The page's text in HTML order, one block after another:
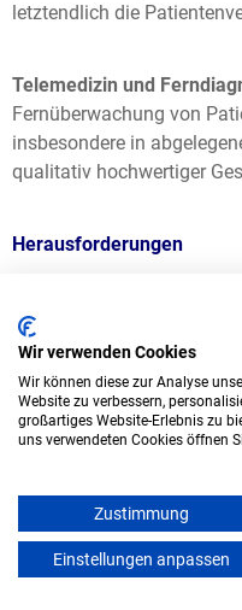
letztendlich die
Telemedizin und
Fernüberwachung von
insbesondere in
qualitativ hochwertiger
Herausforderungen
Arbeitsplatzverlust:
Die
Pflegeaufgaben durch KI
von Arbeitsplätzen in der
einfachere Aufgaben wie
maschinell durchgeführt
Zwischenmenschliche
medizinische Aufgaben
Empathie und emotionale
Wir verwenden Cookies
Wir können diese zur Analyse
Website zu verbessern,
großartiges Website-Erlebnis zu
uns verwendeten Cookies öffnen
Zustimmung
Einstellungen anpassen